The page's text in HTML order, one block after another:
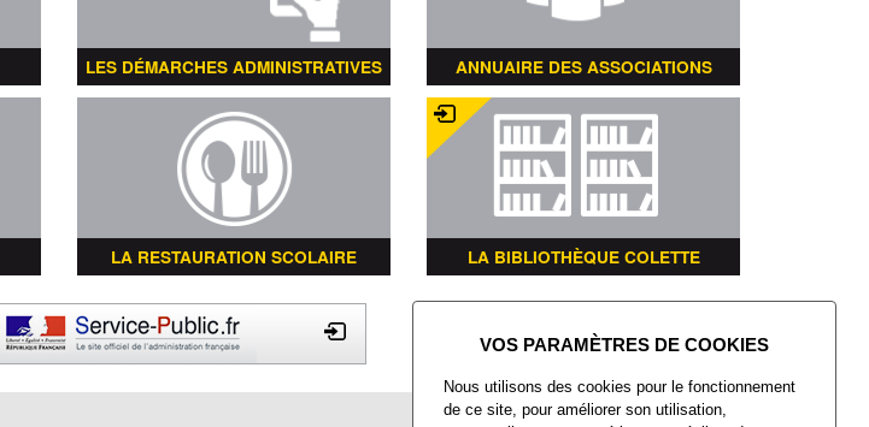
LES DÉMARCHES ADMINISTRATIVES ANNUAIRE DES ASSOCIATIONS
LA RESTAURATION SCOLAIRE LA BIBLIOTHÈQUE COLETTE
Nous utilisons des cookies pour le fonctionnement
de ce site, pour améliorer son utilisation,